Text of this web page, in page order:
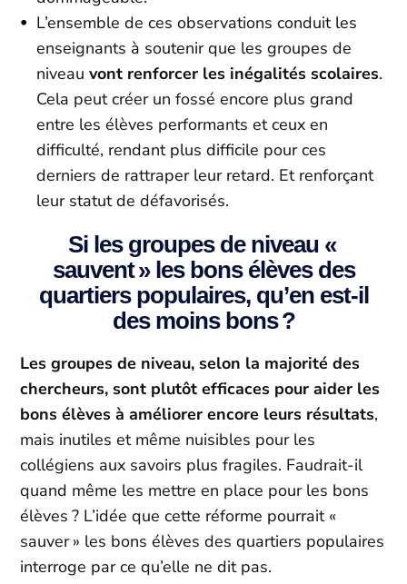
L’ensemble de ces observations conduit les
enseignants à soutenir que les groupes de
niveau vont renforcer les inégalités scolaires.
Cela peut créer un fossé encore plus grand
entre les élèves performants et ceux en
difficulté, rendant plus difficile pour ces
derniers de rattraper leur retard. Et renforçant
leur statut de défavorisés.
Si les groupes de niveau «
sauvent » les bons élèves des
quartiers populaires, qu’en est-il
des moins bons ?
Les groupes de niveau, selon la majorité des
chercheurs, sont plutôt efficaces pour aider les
bons élèves à améliorer encore leurs résultats,
mais inutiles et même nuisibles pour les
collégiens aux savoirs plus fragiles. Faudrait-il
quand même les mettre en place pour les bons
élèves ? L’idée que cette réforme pourrait «
sauver » les bons élèves des quartiers populaires
interroge par ce qu’elle ne dit pas.